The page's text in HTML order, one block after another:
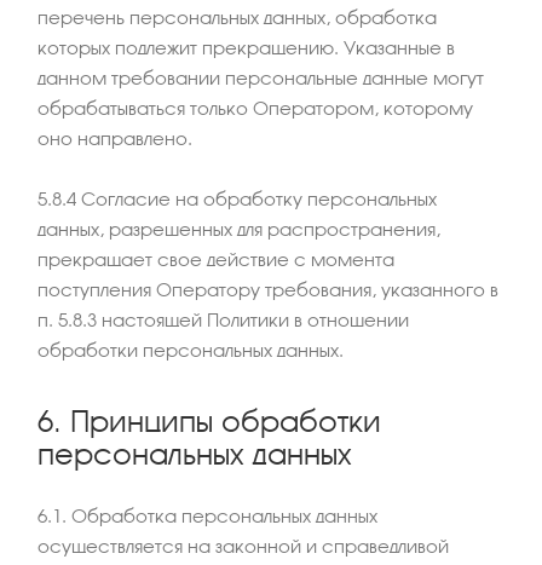
перечень персональных данных, обработка
которых подлежит прекращению. Указанные в
данном требовании персональные данные могут
обрабатываться только Оператором, которому
оно направлено.
5.8.4 Согласие на обработку персональных
данных, разрешенных для распространения,
прекращает свое действие с момента
поступления Оператору требования, указанного в
п. 5.8.3 настоящей Политики в отношении
обработки персональных данных.
6. Принципы обработки
персональных данных
6.1. Обработка персональных данных
осуществляется на законной и справедливой